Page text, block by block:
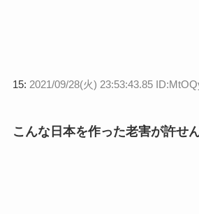
15: 2021/09/28(火) 23:53:43.85
こんな日本を作った老害が許せ